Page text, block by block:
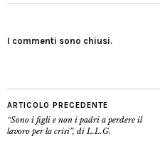
I commenti sono chiusi.
ARTICOLO PRECEDENTE
“Sono i figli e non i padri a perdere il
lavoro per la crisi”, di L.L.G.